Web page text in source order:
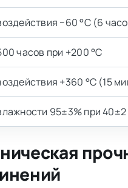
−60 °С (6
часов при +200 °С
+360 °С (15
95±3% при 40±2